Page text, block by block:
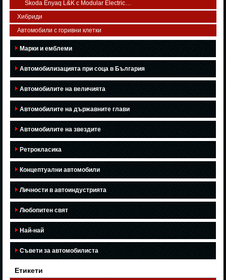
Skoda Enyaq L&K с Modular Electric…
Хибриди
Автомобили с горивни клетки
Марки и емблеми
Автомобилизацията при соца в България
Автомобилите на величията
Автомобилите на държавните глави
Автомобилите на звездите
Ретрокласика
Концептуални автомобили
Личности в автоиндустрията
Любопитен свят
Най-най
Съвети за автомобилиста
Етикети